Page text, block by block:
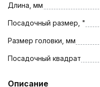
Длина, мм
Посадочный размер, "
Размер головки, мм
Посадочный квадрат
Описание